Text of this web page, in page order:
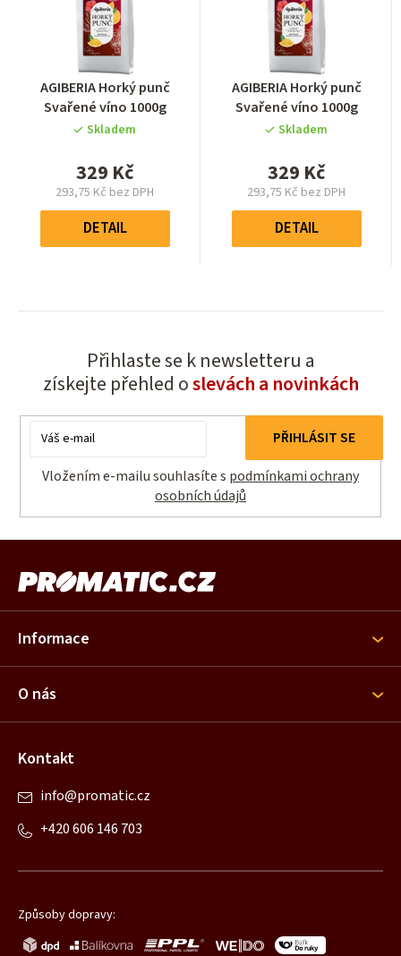
Průměrné
hodnocení
produktu
5,0
z
hvězdiček.
AGIBERIA Horký punč
Svařené víno 1000g
Skladem
329 Kč
293,75 Kč bez DPH
Měrná
cena:
DETAIL
Průměrné
hodnocení
produktu
5,0
z
hvězdiček.
AGIBERIA Horký punč
Svařené víno 1000g
Skladem
329 Kč
293,75 Kč bez DPH
Měrná
cena:
DETAIL
Přihlaste se k newsletteru a
získejte přehled oslevách a novinkách
E-
Vložením e-mailu souhlasíte s podmínkami ochrany
osobních údajů
PŘIHLÁSIT SE
p
t
Informace
O nás
Kontakt
info@promatic.cz
+420 606 146 703
Způsoby dopravy: